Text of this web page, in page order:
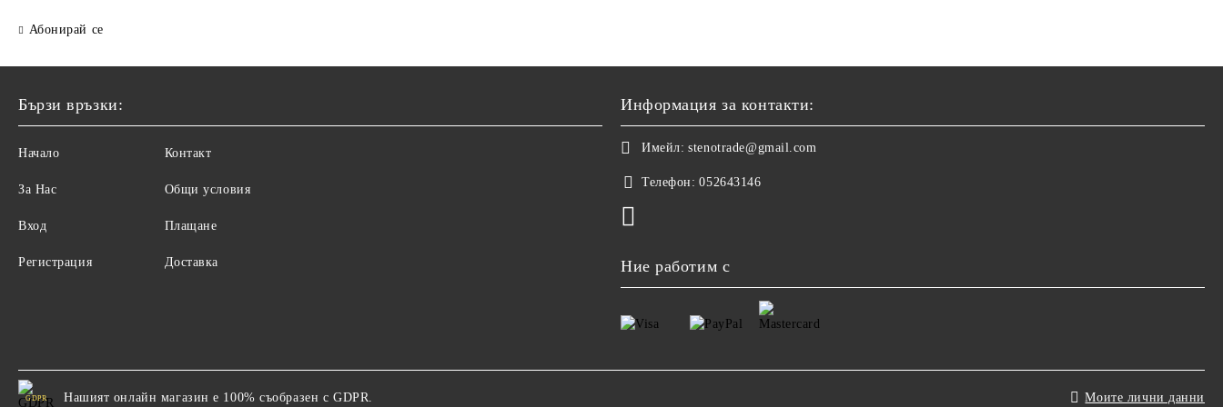
Абонирай се
Бързи връзки:
Начало
За Нас
Вход
Регистрация
Контакт
Общи условия
Плащане
Доставка
Информация за контакти:
Имейл: stenotrade@gmail.com
Телефон: 052643146
Ние работим с
GDPR Нашият онлайн магазин е 100% съобразен с GDPR. Моите лични данни